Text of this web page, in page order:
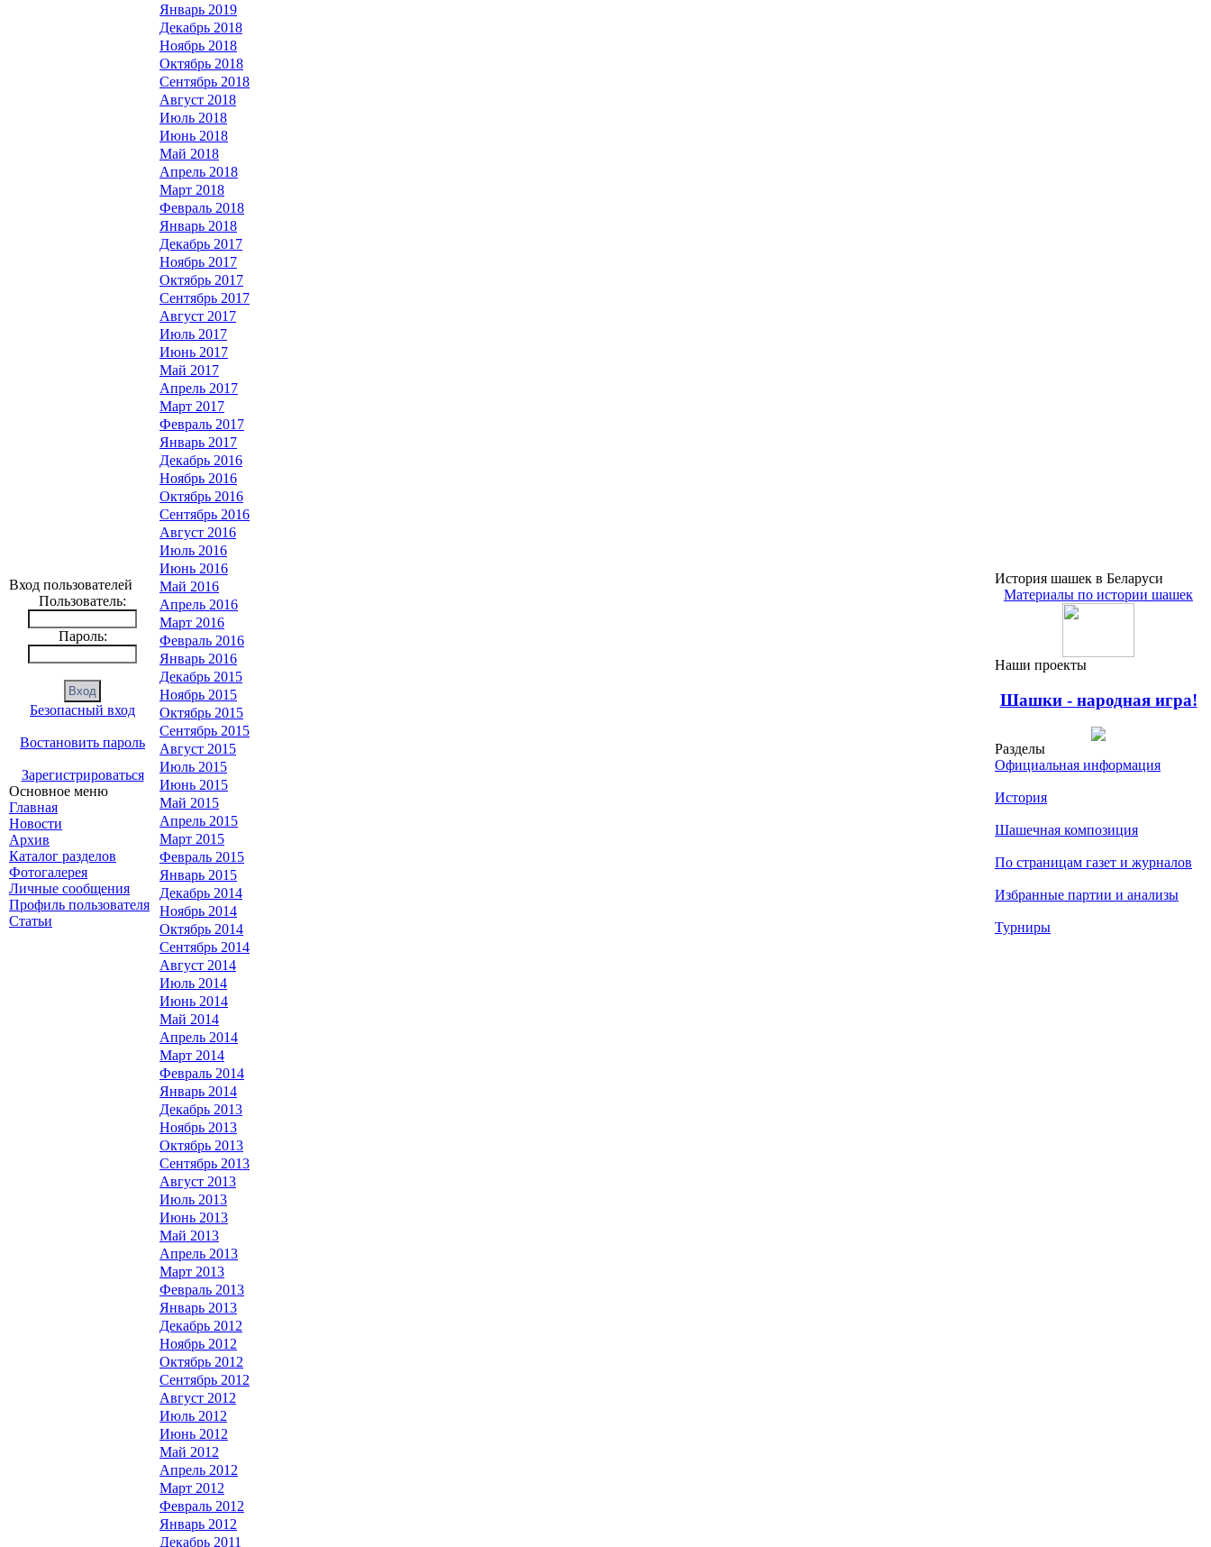
Вход пользователей
Пользователь:
Пароль:
Безопасный вход
Востановить пароль
Зарегистрироваться
Основное меню
Главная
Новости
Архив
Каталог разделов
Фотогалерея
Личные сообщения
Профиль пользователя
Статьи
Январь 2019
Декабрь 2018
Ноябрь 2018
Октябрь 2018
Сентябрь 2018
Август 2018
Июль 2018
Июнь 2018
Май 2018
Апрель 2018
Март 2018
Февраль 2018
Январь 2018
Декабрь 2017
Ноябрь 2017
Октябрь 2017
Сентябрь 2017
Август 2017
Июль 2017
Июнь 2017
Май 2017
Апрель 2017
Март 2017
Февраль 2017
Январь 2017
Декабрь 2016
Ноябрь 2016
Октябрь 2016
Сентябрь 2016
Август 2016
Июль 2016
Июнь 2016
Май 2016
Апрель 2016
Март 2016
Февраль 2016
Январь 2016
Декабрь 2015
Ноябрь 2015
Октябрь 2015
Сентябрь 2015
Август 2015
Июль 2015
Июнь 2015
Май 2015
Апрель 2015
Март 2015
Февраль 2015
Январь 2015
Декабрь 2014
Ноябрь 2014
Октябрь 2014
Сентябрь 2014
Август 2014
Июль 2014
Июнь 2014
Май 2014
Апрель 2014
Март 2014
Февраль 2014
Январь 2014
Декабрь 2013
Ноябрь 2013
Октябрь 2013
Сентябрь 2013
Август 2013
Июль 2013
Июнь 2013
Май 2013
Апрель 2013
Март 2013
Февраль 2013
Январь 2013
Декабрь 2012
Ноябрь 2012
Октябрь 2012
Сентябрь 2012
Август 2012
Июль 2012
Июнь 2012
Май 2012
Апрель 2012
Март 2012
Февраль 2012
Январь 2012
Декабрь 2011
История шашек в Беларуси
Материалы по истории шашек
Наши проекты
Шашки - народная игра!
Разделы
Официальная информация
История
Шашечная композиция
По страницам газет и журналов
Избранные партии и анализы
Турниры